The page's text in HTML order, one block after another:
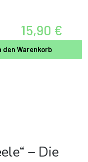
15,90 €
den Warenkorb
– Die